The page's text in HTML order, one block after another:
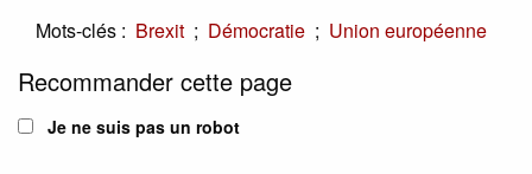
Mots-clés : Brexit ; Démocratie ; Union européenne
Recommander cette page
Je ne suis pas un robot